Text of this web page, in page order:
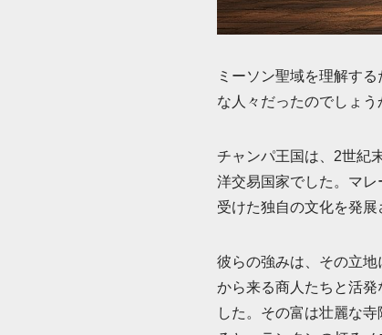
ミーソン聖域を理解す
な人々だったのでしょう
チャンパ王国は、2世紀
洋交易国家でした。マ
受けた独自の文化を発展
彼らの強みは、その立
から来る商人たちと活
した。その富は壮麗な